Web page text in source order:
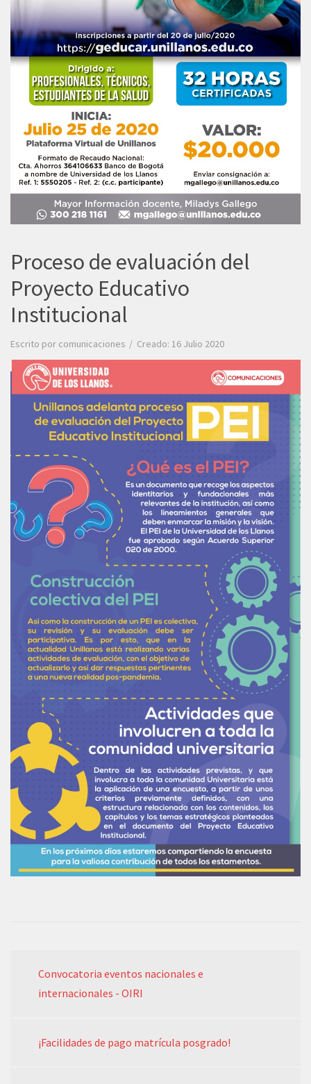
Proceso de evaluación del
Proyecto Educativo
Institucional
Escrito por comunicaciones Creado: 16 Julio 2020
Convocatoria eventos nacionales e
internacionales - OIRI
¡Facilidades de pago matrícula posgrado!